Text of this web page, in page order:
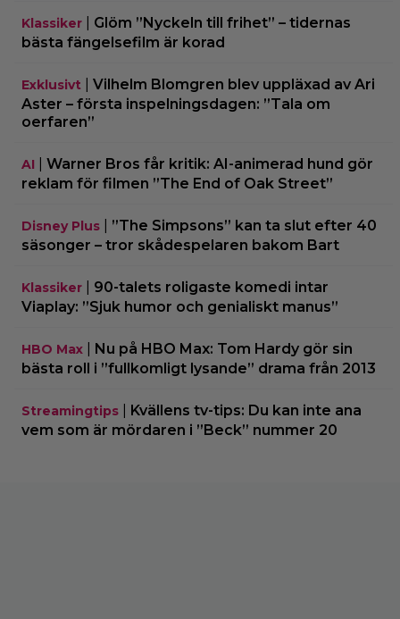
Klassiker
Glöm ”Nyckeln till frihet” – tidernas
bästa fängelsefilm är korad
Exklusivt
Vilhelm Blomgren blev uppläxad av Ari
Aster – första inspelningsdagen: ”Tala om
oerfaren”
AI
Warner Bros får kritik: AI-animerad hund gör
reklam för filmen ”The End of Oak Street”
Disney Plus
”The Simpsons” kan ta slut efter 40
säsonger – tror skådespelaren bakom Bart
Klassiker
90-talets roligaste komedi intar
Viaplay: ”Sjuk humor och genialiskt manus”
HBO Max
Nu på HBO Max: Tom Hardy gör sin
bästa roll i ”fullkomligt lysande” drama från 2013
Streamingtips
Kvällens tv-tips: Du kan inte ana
vem som är mördaren i ”Beck” nummer 20